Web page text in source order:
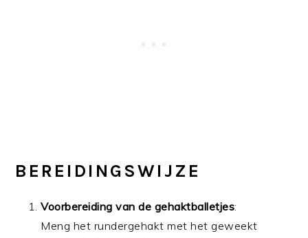
BEREIDINGSWIJZE
Voorbereiding van de gehaktballetjes:
Meng het rundergehakt met het geweekt